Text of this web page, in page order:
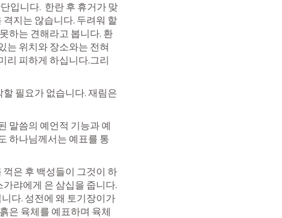
입니다.  한란 후 휴거가 맞
지는 않습니다. 두려워 할
하는 견해라고 봅니다. 환
는 위치와 장소와는 전혀
리 피하게 하십니다.그리
필요가 없습니다. 재림은
말씀의 예언적 기능과 예
하나님께서는 예표를 통
은 후 백성들이 그것이 하
랴에게 은 삼십을 줍니다.
다. 성전에 왜 토기장이가
은 육체를 예표하며 육체